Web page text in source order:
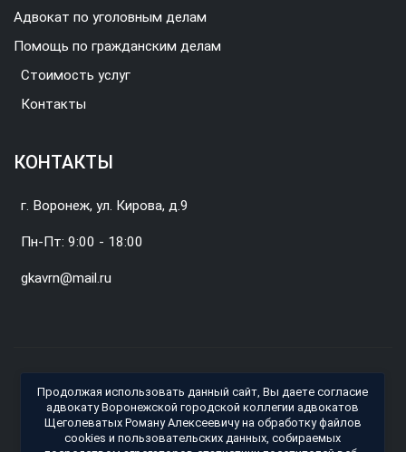
Адвокат по уголовным делам
Помощь по гражданским делам
Стоимость услуг
Контакты
КОНТАКТЫ
г. Воронеж, ул. Кирова, д.9
Пн-Пт: 9:00 - 18:00
gkavrn@mail.ru
Владелец сайта: Адвокат ВГКА Щеголеватых Роман
Алексеевич(рег. номер 36/2174)
Политика обработки персональных данных (Политика
Продолжая использовать данный сайт, Вы даете согласие
адвокату Воронежской городской коллегии адвокатов
Щеголеватых Роману Алексеевичу на обработку файлов
cookies и пользовательских данных, собираемых